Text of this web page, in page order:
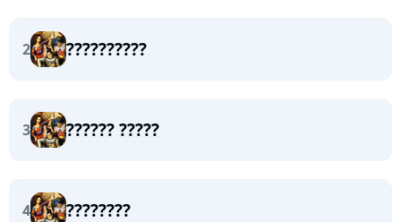
2 ??????????
3 ?????? ?????
4 ????????